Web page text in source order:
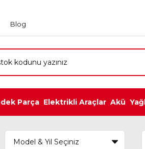
Blog
Parça Elektrikli Araçlar Akü